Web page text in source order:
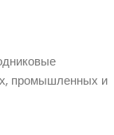
промышленных и